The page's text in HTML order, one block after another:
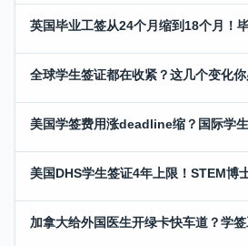
英国毕业工签从24个月缩到18个月！
全球学生签证都在收紧？这几个变化
美国学签费用涨deadline缩？国际学
美国DHS学生签证4年上限！STEM博
加拿大给外国医生开绿卡快车道？学